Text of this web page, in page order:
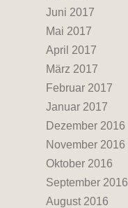
Juni 2017
Mai 2017
April 2017
März 2017
Februar 2017
Januar 2017
Dezember 2016
November 2016
Oktober 2016
September 2016
August 2016